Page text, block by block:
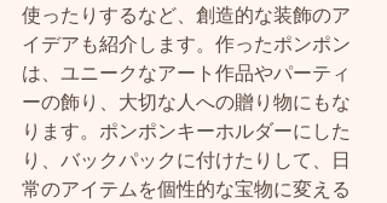
使ったりするなど、創造的な装飾のア
イデアも紹介します。作ったポンポン
は、ユニークなアート作品やパーティ
ーの飾り、大切な人への贈り物にもな
ります。ポンポンキーホルダーにした
り、バックパックに付けたりして、日
常のアイテムを個性的な宝物に変える